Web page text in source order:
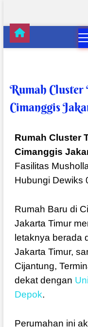
Rumah
Cimanggis
Rumah Cluster
Cimanggis
Fasilitas
Hubungi Dewiks
Rumah Baru di
Jakarta Timur
letaknya berada
Jakarta Timur,
Cijantung,
dekat dengan
Depok.
Perumahan ini